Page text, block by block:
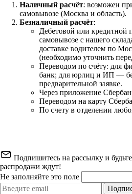
Наличный расчёт: возможен
самовывозе (Москва и область).
Безналичный расчёт:
Дебетовой или кредитной
самовывозе с нашего
доставке водителем по
(необходимо уточнить
Переводом по счёту: для
банк; для юрлиц и ИП —
предварительной заявке.
Через приложение
Переводом на карту
По счету в отделении
Подпишитесь на рассылку и
распродажи ждут!
Не заполняйте это поле